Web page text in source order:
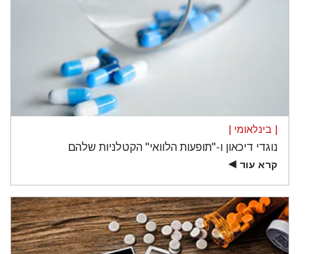
| בינלאומי |
נוגדי דיכאון ו-"תופעות הלוואי" הקטלניות שלהם
קרא עוד ▶